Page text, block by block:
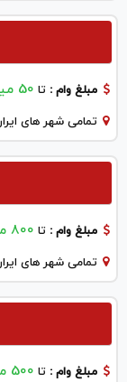
مبلغ وام : تا 50 میلیارد
تمامی شهر های
مبلغ وام : تا 800 میلیون
تمامی شهر های
مبلغ وام : تا 500 میلیون